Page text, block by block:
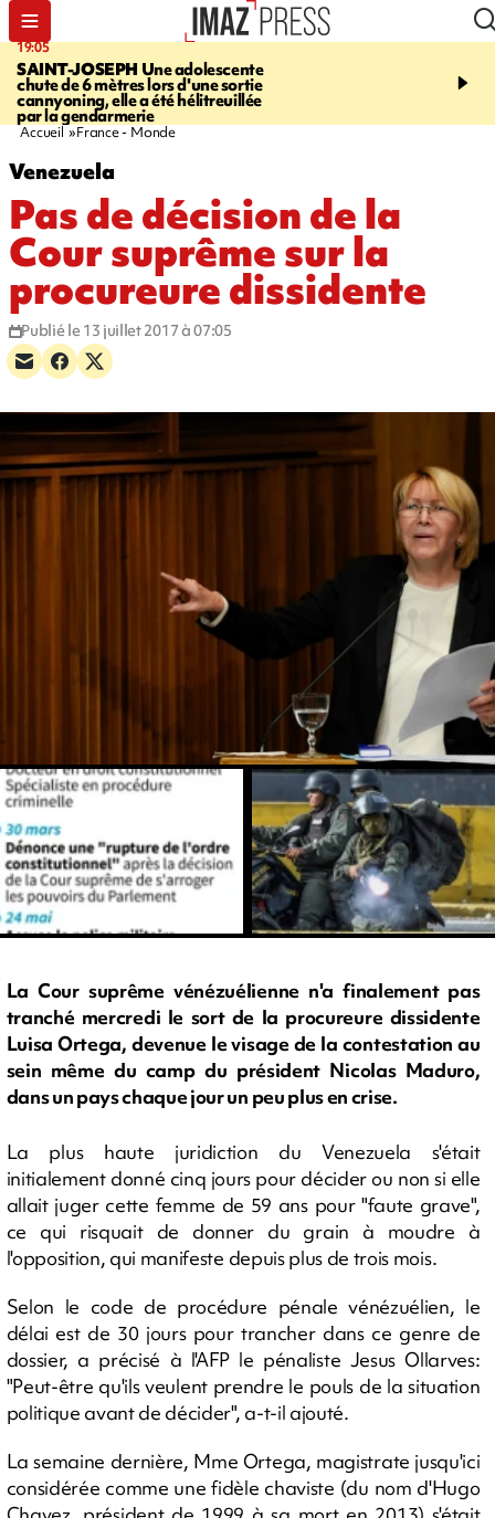
19:05
SAINT-JOSEPH Une adolescente
chute de 6 mètres lors d'une sortie
cannyoning, elle a été hélitreuillée
par la gendarmerie
20:44
rouée de coups,
Accueil France - Monde
Venezuela
Pas de décision de la
Cour suprême sur la
procureure dissidente
Publié le 13 juillet 2017 à 07:05
La Cour suprême vénézuélienne n'a finalement pas
tranché mercredi le sort de la procureure dissidente
Luisa Ortega, devenue le visage de la contestation au
sein même du camp du président Nicolas Maduro,
dans un pays chaque jour un peu plus en crise.
La plus haute juridiction du Venezuela s'était
initialement donné cinq jours pour décider ou non si elle
allait juger cette femme de 59 ans pour "faute grave",
ce qui risquait de donner du grain à moudre à
l'opposition, qui manifeste depuis plus de trois mois.
Selon le code de procédure pénale vénézuélien, le
délai est de 30 jours pour trancher dans ce genre de
dossier, a précisé à l'AFP le pénaliste Jesus Ollarves:
"Peut-être qu'ils veulent prendre le pouls de la situation
politique avant de décider", a-t-il ajouté.
La semaine dernière, Mme Ortega, magistrate jusqu'ici
considérée comme une fidèle chaviste (du nom d'Hugo